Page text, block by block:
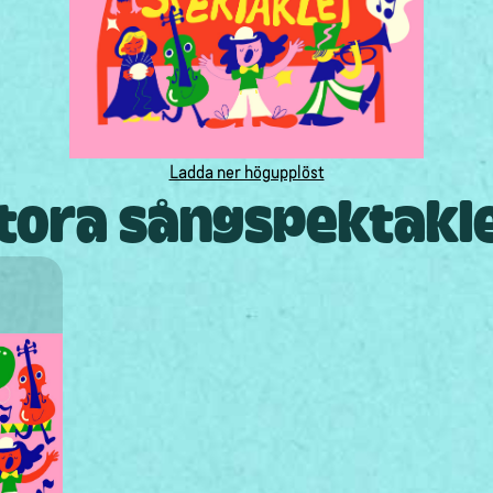
Ladda ner högupplöst